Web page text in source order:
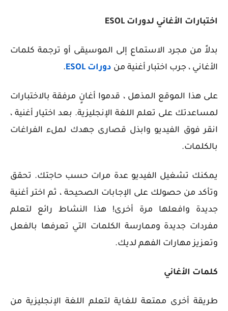
اختبارات الأغاني لدورات ESOL
بدلاً من مجرد الاستماع إلى الموسيقى أو ترجمة كلمات
الأغاني ، جرب اختبار أغنية من دورات ESOL .
على هذا الموقع المذهل ، قدموا أغانٍ مرفقة بالاختبارات
لمساعدتك على تعلم اللغة الإنجليزية. بعد اختيار أغنية ،
انقر فوق الفيديو وابذل قصارى جهدك لملء الفراغات
بالكلمات.
يمكنك تشغيل الفيديو عدة مرات حسب حاجتك. تحقق
وتأكد من حصولك على الإجابات الصحيحة ، ثم اختر أغنية
جديدة وافعلها مرة أخرى! هذا النشاط رائع لتعلم
مفردات جديدة وممارسة الكلمات التي تعرفها بالفعل
وتعزيز مهارات الفهم لديك.
كلمات الأغاني
طريقة أخرى ممتعة للغاية لتعلم اللغة الإنجليزية من